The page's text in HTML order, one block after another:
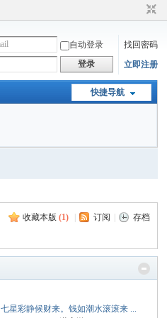
自动登录
找回密码
登录 立即注册
快捷导航
收藏本版 (1) 订阅 存档
七星彩静候财来。钱如潮水滚滚来 ...